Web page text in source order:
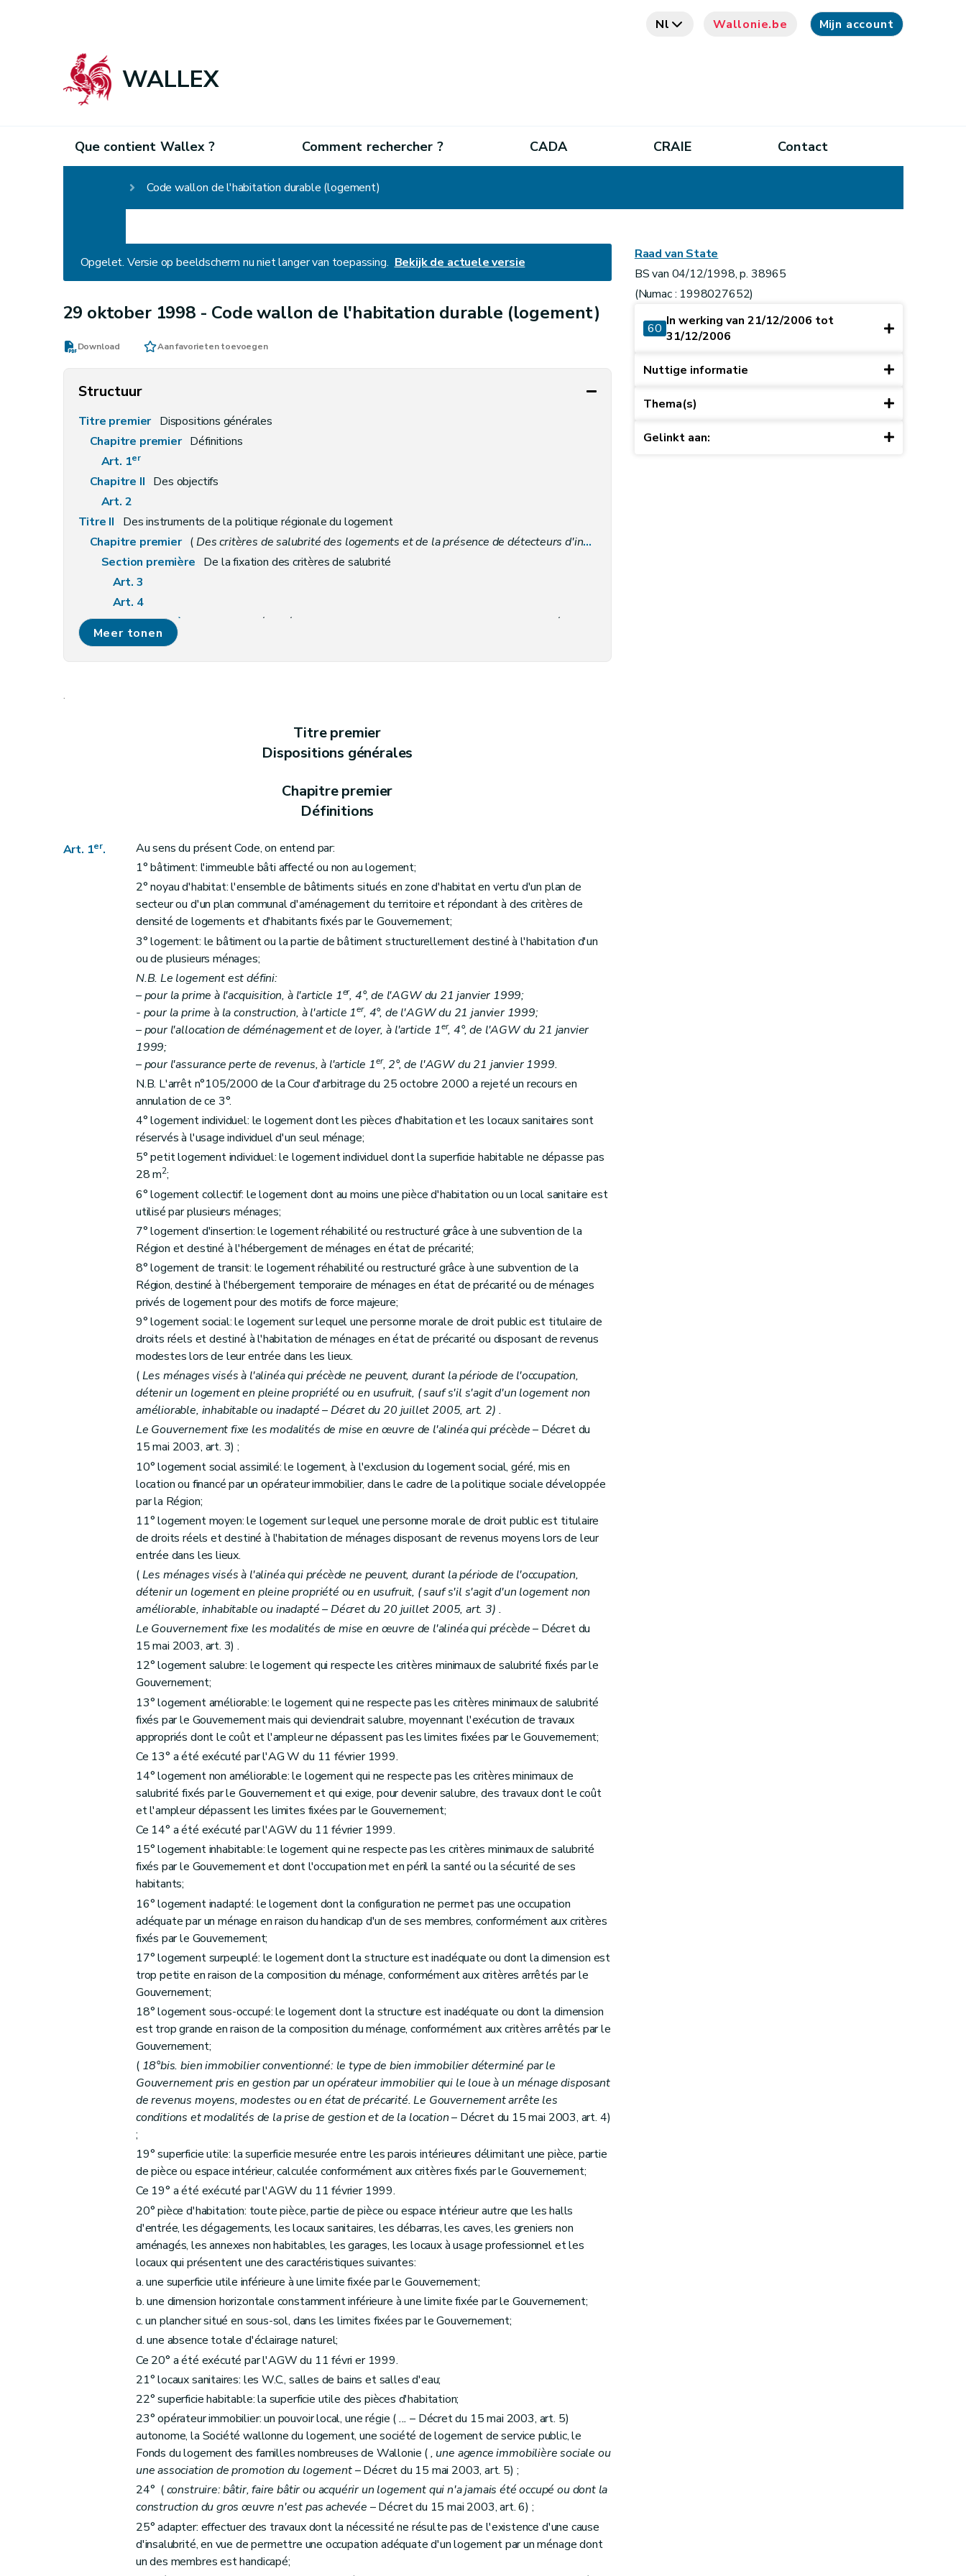
Nl Wallonie.be Mijn account
WALLEX
Que contient Wallex ? Comment rechercher ? CADA CRAIE Contact
Code wallon de l'habitation durable (logement)
Opgelet. Versie op beeldscherm nu niet langer van toepassing. Bekijk de actuele versie
29 oktober 1998 - Code wallon de l'habitation durable (logement)
Download Aan favorieten toevoegen
Structuur
Titre premier Dispositions générales
Chapitre premier Définitions
Art. 1er
Chapitre II Des objectifs
Art. 2
Titre II
Des instruments de la politique régionale du logement
Chapitre premier (Des critères de salubrité des logements et de la présence de détecteurs d'incendie
Section première De la fixation des critères de salubrité
Art. 3
Art. 4
Section première
De la sécurité contre les risques d'incendie des logements par la présence de détecteurs d'incendie
Art. 4bis
Des prescriptions particulières aux logements collectifs et aux petits logements individuels, loués ou mis en location (
Art. 11
Art. 12
Art. 13
Art. 13bis
Chapitre II Des aides aux personnes physiques
Section première Des opérations subsidiables
Art. 14
Art. 15
Art. 16
Art. 17
Art. 18
Art. 19
Art. 20
Art. 21
Art. 22
Section 2 Des formes d'aides
Art. 23
Section 3
Art. 24
Art. 25
Section 4 De la procédure
Art. 26
Art. 27
Art. 28
Chapitre III Des aides aux personnes morales autres que les sociétés de logement de service public
Section première Des aides au logement
Sous-section première
Des catégories d'aide
Art. 29
Art. 30
Art. 31
Art. 32
Art. 33
Art. 34
Art. 34 bis
Sous-section 2 Des conditions d'octroi et du calcul des aides
Art. 35
Art. 36
Art. 37
Art. 38
Sous-section 3 De la procédure
Art. 39
Art. 40 et 41
Art. 42
Art. 43
Des aides à l'équipement d'ensembles de logements
Sous-section première
Des aides à l'équipement
Art. 44
Art. 45
Art. 46
Sous-section 2 Des conditions d'octroi et du calcul des aides
Art. 47
Art. 48
Art. 49
Art. 50
Sous-section 3
De la procédure
Art. 51
Art. 52
Art. 53
Chapitre IV Des aides aux sociétés de logement de service public
Section première Des aides au logement
Sous-section première
Art. 54
Art. 55
Art. 56
Art. 57
Art. 58
Art. 59
Art. 59bis
Sous-section 2 Des conditions d'octroi et du calcul des aides
Art. 60
Art. 61
Sous-section 3
De la procédure
Art. 64
Art. 65
Art. 66
Art. 67
Art. 68
Section 2 Des aides à l'équipement
Sous-section première Des aides à l'équipement
Art. 69
Art. 70
Art. 71
Sous-section 2 Des conditions d'octroi et du calcul des aides
Art. 72
Meer tonen
.
Titre premier
Dispositions générales
Chapitre premier
Définitions
Art. 1er.
Au sens du présent Code, on entend par:
1° bâtiment: l'immeuble bâti affecté ou non au logement;
2° noyau d'habitat: l'ensemble de bâtiments situés en zone d'habitat en vertu d'un plan de
secteur ou d'un plan communal d'aménagement du territoire et répondant à des critères de
densité de logements et d'habitants fixés par le Gouvernement;
3° logement: le bâtiment ou la partie de bâtiment structurellement destiné à l'habitation d'un
ou de plusieurs ménages;
N.B. Le logement est défini:
– pour la prime à l'acquisition, à l'article 1er, 4°, de l'AGW du 21 janvier 1999;
- pour la prime à la construction, à l'article 1er, 4°, de l'AGW du 21 janvier 1999;
– pour l'allocation de déménagement et de loyer, à l'article 1er, 4°, de l'AGW du 21 janvier
1999;
– pour l'assurance perte de revenus, à l'article 1er, 2°, de l'AGW du 21 janvier 1999.
N.B. L'arrêt n°105/2000 de la Cour d'arbitrage du 25 octobre 2000 a rejeté un recours en
annulation de ce 3°.
4° logement individuel: le logement dont les pièces d'habitation et les locaux sanitaires sont
réservés à l'usage individuel d'un seul ménage;
5° petit logement individuel: le logement individuel dont la superficie habitable ne dépasse pas
28 m2;
6° logement collectif: le logement dont au moins une pièce d'habitation ou un local sanitaire est
utilisé par plusieurs ménages;
7° logement d'insertion: le logement réhabilité ou restructuré grâce à une subvention de la
Région et destiné à l'hébergement de ménages en état de précarité;
8° logement de transit: le logement réhabilité ou restructuré grâce à une subvention de la
Région, destiné à l'hébergement temporaire de ménages en état de précarité ou de ménages
privés de logement pour des motifs de force majeure;
9° logement social: le logement sur lequel une personne morale de droit public est titulaire de
droits réels et destiné à l'habitation de ménages en état de précarité ou disposant de revenus
modestes lors de leur entrée dans les lieux.
(Les ménages visés à l'alinéa qui précède ne peuvent, durant la période de l'occupation,
détenir un logement en pleine propriété ou en usufruit, (sauf s'il s'agit d'un logement non
améliorable, inhabitable ou inadapté– Décret du 20 juillet 2005, art. 2) .
Le Gouvernement fixe les modalités de mise en œuvre de l'alinéa qui précède– Décret du
15 mai 2003, art. 3) ;
10° logement social assimilé: le logement, à l'exclusion du logement social, géré, mis en
location ou financé par un opérateur immobilier, dans le cadre de la politique sociale développée
par la Région;
11° logement moyen: le logement sur lequel une personne morale de droit public est titulaire
de droits réels et destiné à l'habitation de ménages disposant de revenus moyens lors de leur
entrée dans les lieux.
(Les ménages visés à l'alinéa qui précède ne peuvent, durant la période de l'occupation,
détenir un logement en pleine propriété ou en usufruit, (sauf s'il s'agit d'un logement non
améliorable, inhabitable ou inadapté– Décret du 20 juillet 2005, art. 3) .
Le Gouvernement fixe les modalités de mise en œuvre de l'alinéa qui précède– Décret du
15 mai 2003, art. 3) .
12° logement salubre: le logement qui respecte les critères minimaux de salubrité fixés par le
Gouvernement;
13° logement améliorable: le logement qui ne respecte pas les critères minimaux de salubrité
fixés par le Gouvernement mais qui deviendrait salubre, moyennant l'exécution de travaux
appropriés dont le coût et l'ampleur ne dépassent pas les limites fixées par le Gouvernement;
Ce 13° a été exécuté par l'AG W du 11 février 1999.
14° logement non améliorable: le logement qui ne respecte pas les critères minimaux de
salubrité fixés par le Gouvernement et qui exige, pour devenir salubre, des travaux dont le coût
et l'ampleur dépassent les limites fixées par le Gouvernement;
Ce 14° a été exécuté par l'AGW du 11 février 1999.
15° logement inhabitable: le logement qui ne respecte pas les critères minimaux de salubrité
fixés par le Gouvernement et dont l'occupation met en péril la santé ou la sécurité de ses
habitants;
16° logement inadapté: le logement dont la configuration ne permet pas une occupation
adéquate par un ménage en raison du handicap d'un de ses membres, conformément aux critères
fixés par le Gouvernement;
17° logement surpeuplé: le logement dont la structure est inadéquate ou dont la dimension est
trop petite en raison de la composition du ménage, conformément aux critères arrêtés par le
Gouvernement;
18° logement sous-occupé: le logement dont la structure est inadéquate ou dont la dimension
est trop grande en raison de la composition du ménage, conformément aux critères arrêtés par le
Gouvernement;
( 18°bis. bien immobilier conventionné: le type de bien immobilier déterminé par le
Gouvernement pris en gestion par un opérateur immobilier qui le loue à un ménage disposant
de revenus moyens, modestes ou en état de précarité. Le Gouvernement arrête les
conditions et modalités de la prise de gestion et de la location– Décret du 15 mai 2003, art. 4)
;
19° superficie utile: la superficie mesurée entre les parois intérieures délimitant une pièce, partie
de pièce ou espace intérieur, calculée conformément aux critères fixés par le Gouvernement;
Ce 19° a été exécuté par l'AGW du 11 février 1999.
20° pièce d'habitation: toute pièce, partie de pièce ou espace intérieur autre que les halls
d'entrée, les dégagements, les locaux sanitaires, les débarras, les caves, les greniers non
aménagés, les annexes non habitables, les garages, les locaux à usage professionnel et les
locaux qui présentent une des caractéristiques suivantes:
a. une superficie utile inférieure à une limite fixée par le Gouvernement;
b. une dimension horizontale constamment inférieure à une limite fixée par le Gouvernement;
c. un plancher situé en sous-sol, dans les limites fixées par le Gouvernement;
d. une absence totale d'éclairage naturel;
Ce 20° a été exécuté par l'AGW du 11 févri er 1999.
21° locaux sanitaires: les W.C., salles de bains et salles d'eau;
22° superficie habitable: la superficie utile des pièces d'habitation;
23° opérateur immobilier: un pouvoir local, une régie (... – Décret du 15 mai 2003, art. 5)
autonome, la Société wallonne du logement, une société de logement de service public, le
Fonds du logement des familles nombreuses de Wallonie (, une agence immobilière sociale ou
une association de promotion du logement– Décret du 15 mai 2003, art. 5) ;
24° (construire: bâtir, faire bâtir ou acquérir un logement qui n'a jamais été occupé ou dont la
construction du gros œuvre n'est pas achevée – Décret du 15 mai 2003, art. 6) ;
25° adapter: effectuer des travaux dont la nécessité ne résulte pas de l'existence d'une cause
d'insalubrité, en vue de permettre une occupation adéquate d'un logement par un ménage dont
un des membres est handicapé;
Raad van State
BS van 04/12/1998, p. 38965
(Numac : 1998027652)
60 In werking van 21/12/2006 tot
31/12/2006
Nuttige informatie
Thema(s)
Gelinkt aan: